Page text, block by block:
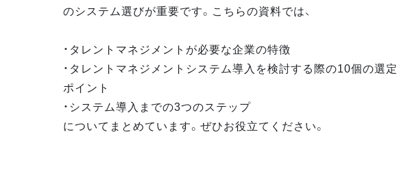
のシステム選びが重要です。こちらの資料では、
・タレントマネジメントが必要な企業の特徴
・タレントマネジメントシステム導入を検討する際の10個の選定
ポイント
・システム導入までの3つのステップ
についてまとめています。ぜひお役立てください。